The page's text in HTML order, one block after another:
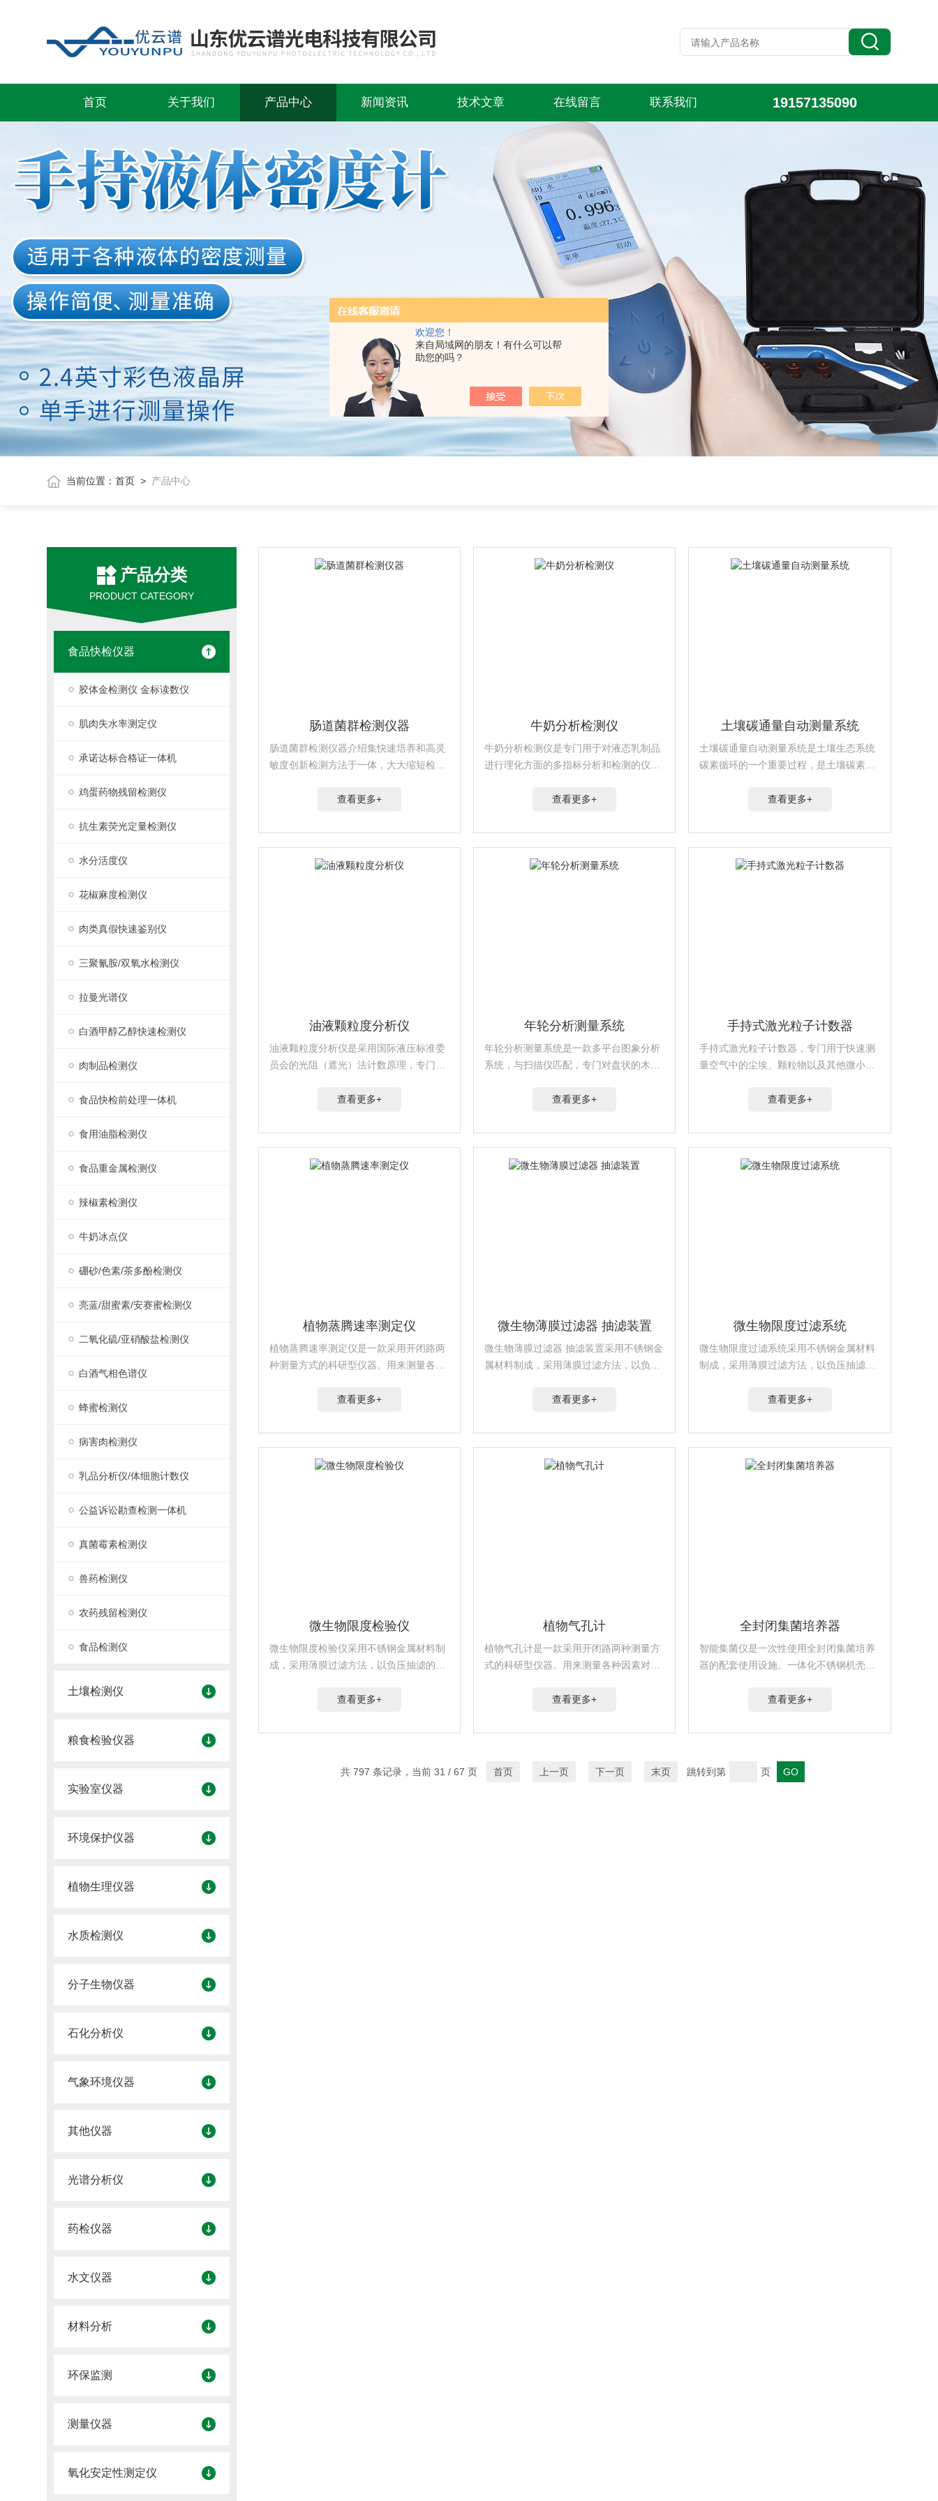
欢迎您！
来自局域网的朋友！有什么可以帮
助您的吗？
首页 关于我们 产品中心 新闻资讯 技术文章 在线留言 联系我们 19157135090
当前位置：首页 > 产品中心
产品分类
PRODUCT CATEGORY
食品快检仪器
胶体金检测仪 金标读数仪
肌肉失水率测定仪
承诺达标合格证一体机
鸡蛋药物残留检测仪
抗生素荧光定量检测仪
水分活度仪
花椒麻度检测仪
肉类真假快速鉴别仪
三聚氰胺/双氧水检测仪
拉曼光谱仪
白酒甲醇乙醇快速检测仪
肉制品检测仪
食品快检前处理一体机
食用油脂检测仪
食品重金属检测仪
辣椒素检测仪
牛奶冰点仪
硼砂/色素/茶多酚检测仪
亮蓝/甜蜜素/安赛蜜检测仪
二氧化硫/亚硝酸盐检测仪
白酒气相色谱仪
蜂蜜检测仪
病害肉检测仪
乳品分析仪/体细胞计数仪
公益诉讼勘查检测一体机
真菌霉素检测仪
兽药检测仪
农药残留检测仪
食品检测仪
土壤检测仪
粮食检验仪器
实验室仪器
环境保护仪器
植物生理仪器
水质检测仪
分子生物仪器
石化分析仪
气象环境仪器
其他仪器
光谱分析仪
药检仪器
水文仪器
材料分析
环保监测
测量仪器
氧化安定性测定仪
肠道菌群检测仪器
肠道菌群检测仪器介绍集快速培养和高灵
敏度创新检测方法于一体，大大缩短检测
操作简便，无需任何前处理，全密闭检测
业、日化产品制...
查看更多+
牛奶分析检测仪
牛奶分析检测仪是专门用于对液态乳制品
进行理化方面的多指标分析和检测的仪器
项，以评估乳制品的质量和营养价值。
查看更多+
土壤碳通量自动测量系统
土壤碳通量自动测量系统是土壤生态系统
碳素循环的一个重要过程，是土壤碳素同
生态系统返回大气的主要途径，是土壤中
价生态系统中生物学过...
查看更多+
油液颗粒度分析仪
油液颗粒度分析仪是采用国际液压标准委
员会的光阻（遮光）法计数原理，专门用
有体积小、质量轻、检测速度快、精度
其恶劣的条件下工作。内...
查看更多+
年轮分析测量系统
年轮分析测量系统是一款多平台图象分析
系统，与扫描仪匹配，专门对盘状的木材
查看更多+
手持式激光粒子计数器
手持式激光粒子计数器，专门用于快速测
量空气中的尘埃、颗粒物以及其他微小颗
于多个行业，包括但不限于制药、半导体
器效果验证等领域。
查看更多+
植物蒸腾速率测定仪
植物蒸腾速率测定仪是一款采用开闭路两
种测量方式的科研型仪器。用来测量各种
复、准确地计算出气孔阻抗、气孔导度和
度，光合有效辐射。广...
查看更多+
微生物薄膜过滤器 抽滤装置
微生物薄膜过滤器 抽滤装置采用不锈钢金
属材料制成，采用薄膜过滤方法，以负压
有微孔滤膜与开放式过滤器。
查看更多+
微生物限度过滤系统
微生物限度过滤系统采用不锈钢金属材料
制成，采用薄膜过滤方法，以负压抽滤的
滤膜与开放式过滤器。
查看更多+
微生物限度检验仪
微生物限度检验仪采用不锈钢金属材料制
成，采用薄膜过滤方法，以负压抽滤的方
膜与开放式过滤器。查看更多+
植物气孔计
植物气孔计是一款采用开闭路两种测量方
式的科研型仪器。用来测量各种因素对叶
地计算出气孔阻抗、气孔导度和蒸腾速
合有效辐射。广泛的应用...
查看更多+
全封闭集菌培养器
智能集菌仪是一次性使用全封闭集菌培养
器的配套使用设施。一体化不锈钢机壳设
无菌室. 微生物室高洁净仪器的要求。
查看更多+
共 797 条记录，当前 31 / 67 页 首页 上一页 下一页 末页 跳转到第 页